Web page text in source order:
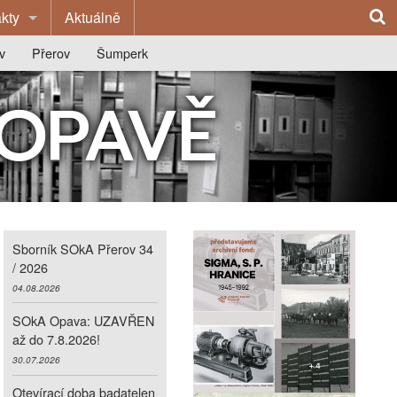
archiv v Opavě
Olomouc
okresní archivy
Aktuálně
archivu
Přerov
O archivu
Z historie archivu
Publikace
Výstavy
Badatelna
Kontakty
Šumperk
O archivu
Z historie archivu
Publikace
Výstavy
Spolupráce se školami
Kontakty
Sborník SOkA Přerov 34
/ 2026
04.08.2026
SOkA Opava: UZAVŘEN
až do 7.8.2026!
30.07.2026
Otevírací doba badatelen